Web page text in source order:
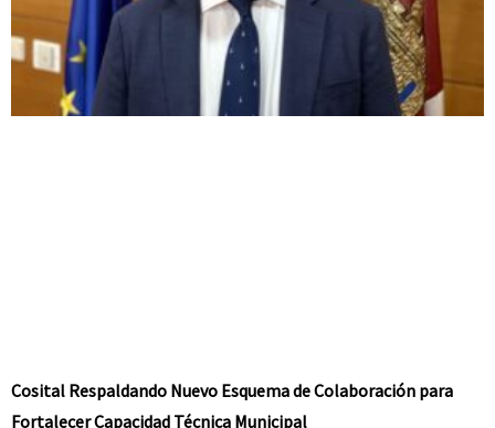
Cosital Respaldando Nuevo Esquema de Colaboración para
Fortalecer Capacidad Técnica Municipal